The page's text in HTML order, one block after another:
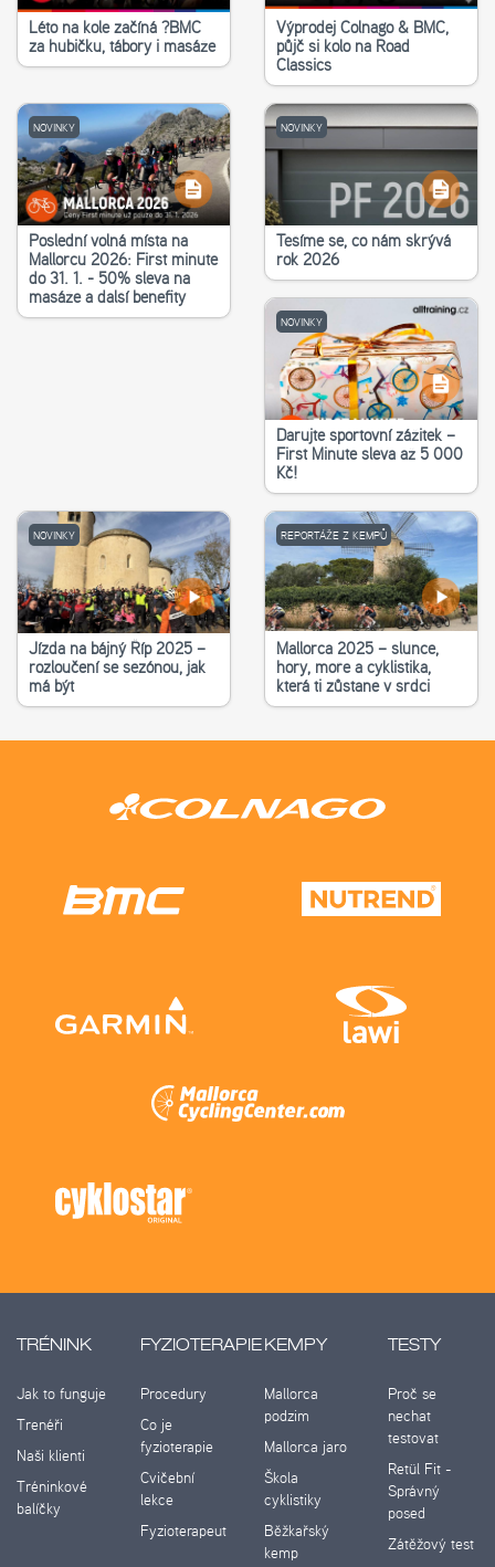
Léto na kole začíná ?‍BMC
za hubičku, tábory i masáže
Výprodej Colnago & BMC,
půjč si kolo na Road
Classics
NOVINKY
Poslední volná místa na
Mallorcu 2026: First minute
do 31. 1. - 50% sleva na
masáže a další benefity
NOVINKY
Těšíme se, co nám skrývá
rok 2026
NOVINKY
Darujte sportovní zážitek –
First Minute sleva až 5 000
Kč!
NOVINKY
Jízda na bájný Říp 2025 –
rozloučení se sezónou, jak
má být
REPORTÁŽE Z KEMPŮ
Mallorca 2025 – slunce,
hory, moře a cyklistika,
která ti zůstane v srdci
TRÉNINK
Jak to funguje
Trenéři
Naši klienti
Tréninkové
balíčky
FYZIOTERAPIE
Procedury
Co je
fyzioterapie
Cvičební
lekce
Fyzioterapeut
KEMPY
Mallorca
podzim
Mallorca jaro
Škola
cyklistiky
Běžkařský
kemp
TESTY
Proč se
nechat
testovat
Retül Fit -
Správný
posed
Zátěžový test